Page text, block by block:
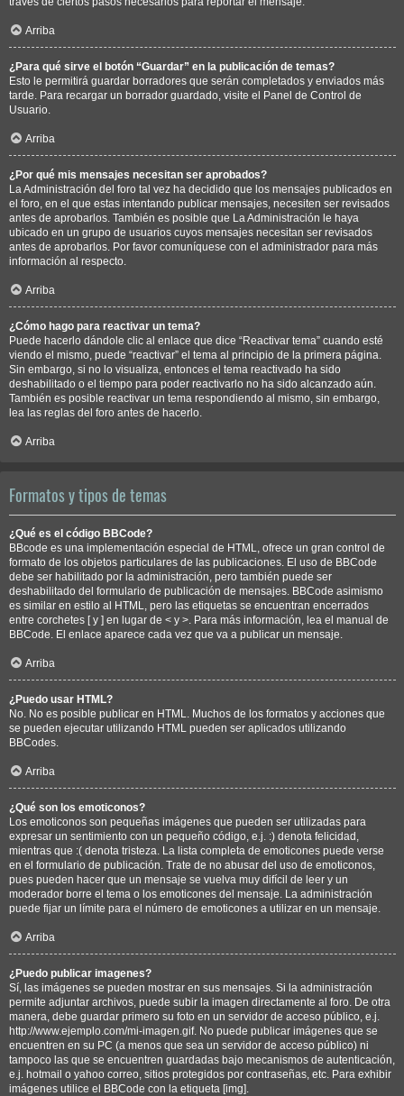
Arriba
¿Para qué sirve el botón “Guardar” en la publicación de temas?
Esto le permitirá guardar borradores que serán completados y enviados más
tarde. Para recargar un borrador guardado, visite el Panel de Control de
Usuario.
Arriba
¿Por qué mis mensajes necesitan ser aprobados?
La Administración del foro tal vez ha decidido que los mensajes publicados en
el foro, en el que estas intentando publicar mensajes, necesiten ser revisados
antes de aprobarlos. También es posible que La Administración le haya
ubicado en un grupo de usuarios cuyos mensajes necesitan ser revisados
antes de aprobarlos. Por favor comuníquese con el administrador para más
información al respecto.
Arriba
¿Cómo hago para reactivar un tema?
Puede hacerlo dándole clic al enlace que dice “Reactivar tema” cuando esté
viendo el mismo, puede “reactivar” el tema al principio de la primera página.
Sin embargo, si no lo visualiza, entonces el tema reactivado ha sido
deshabilitado o el tiempo para poder reactivarlo no ha sido alcanzado aún.
También es posible reactivar un tema respondiendo al mismo, sin embargo,
lea las reglas del foro antes de hacerlo.
Arriba
Formatos y tipos de temas
¿Qué es el código BBCode?
BBcode es una implementación especial de HTML, ofrece un gran control de
formato de los objetos particulares de las publicaciones. El uso de BBCode
debe ser habilitado por la administración, pero también puede ser
deshabilitado del formulario de publicación de mensajes. BBCode asimismo
es similar en estilo al HTML, pero las etiquetas se encuentran encerrados
entre corchetes [ y ] en lugar de < y >. Para más información, lea el manual de
BBCode. El enlace aparece cada vez que va a publicar un mensaje.
Arriba
¿Puedo usar HTML?
No. No es posible publicar en HTML. Muchos de los formatos y acciones que
se pueden ejecutar utilizando HTML pueden ser aplicados utilizando
BBCodes.
Arriba
¿Qué son los emoticonos?
Los emoticonos son pequeñas imágenes que pueden ser utilizadas para
expresar un sentimiento con un pequeño código, e.j. :) denota felicidad,
mientras que :( denota tristeza. La lista completa de emoticones puede verse
en el formulario de publicación. Trate de no abusar del uso de emoticonos,
pues pueden hacer que un mensaje se vuelva muy difícil de leer y un
moderador borre el tema o los emoticones del mensaje. La administración
puede fijar un límite para el número de emoticones a utilizar en un mensaje.
Arriba
¿Puedo publicar imagenes?
Sí, las imágenes se pueden mostrar en sus mensajes. Si la administración
permite adjuntar archivos, puede subir la imagen directamente al foro. De otra
manera, debe guardar primero su foto en un servidor de acceso público, e.j.
http://www.ejemplo.com/mi-imagen.gif. No puede publicar imágenes que se
encuentren en su PC (a menos que sea un servidor de acceso público) ni
tampoco las que se encuentren guardadas bajo mecanismos de autenticación,
e.j. hotmail o yahoo correo, sitios protegidos por contraseñas, etc. Para exhibir
imágenes utilice el BBCode con la etiqueta [img].